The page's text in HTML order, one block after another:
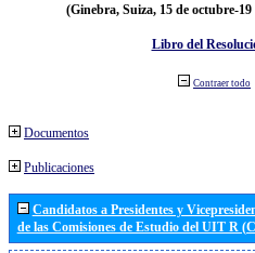
(Ginebra, Suiza, 15 de octubre-19
Libro del
Contraer todo
Documentos
Publicaciones
Candidatos a Presidentes y
de las Comisiones de Estudio del UIT R